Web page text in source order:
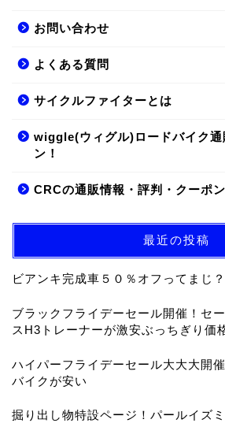
お問い合わせ
よくある質問
サイクルファイターとは
wiggle(ウィグル)ロードバイク通
ン！
CRCの通販情報・評判・クーポン
最近の投稿
ビアンキ完成車５０％オフってまじ？
ブラックフライデーセール開催！セ
スH3トレーナーが激安ぶっちぎり価
ハイパーフライデーセール大大大開
バイクが安い
掘り出し物特設ページ！パールイズ